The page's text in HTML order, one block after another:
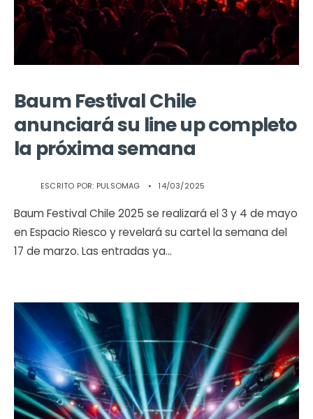
Baum Festival Chile
anunciará su line up completo
la próxima semana
ESCRITO POR: PULSOMAG • 14/03/2025
Baum Festival Chile 2025 se realizará el 3 y 4 de mayo
en Espacio Riesco y revelará su cartel la semana del
17 de marzo. Las entradas ya...